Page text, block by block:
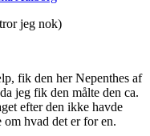
jeg nok)
fik den her Nepenthes af
jeg fik den målte den ca.
efter den ikke havde
hvad det er for en.